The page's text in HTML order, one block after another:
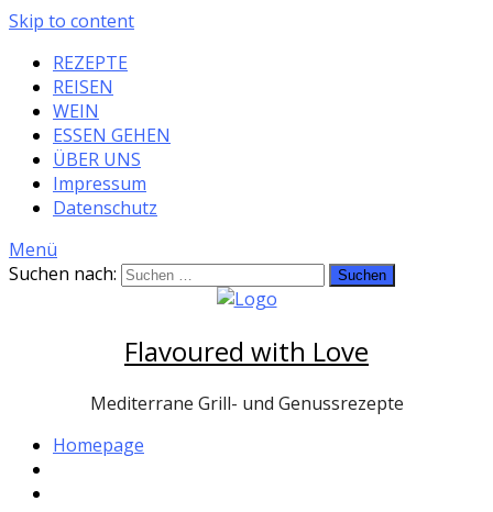
Skip to content
REZEPTE
REISEN
WEIN
ESSEN GEHEN
ÜBER UNS
Impressum
Datenschutz
Menü
Suchen nach:
Flavoured with Love
Mediterrane Grill- und Genussrezepte
Homepage